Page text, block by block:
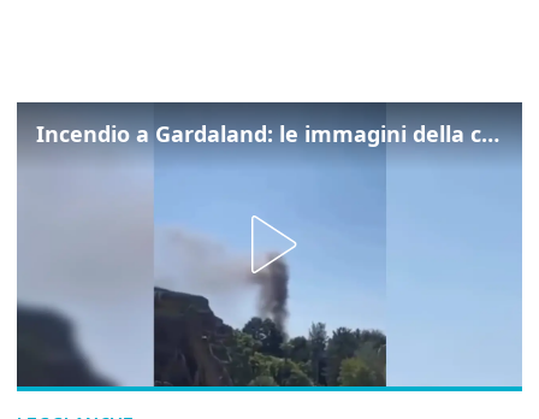
Incendio a Gardaland: le immagini della colonna di fumo